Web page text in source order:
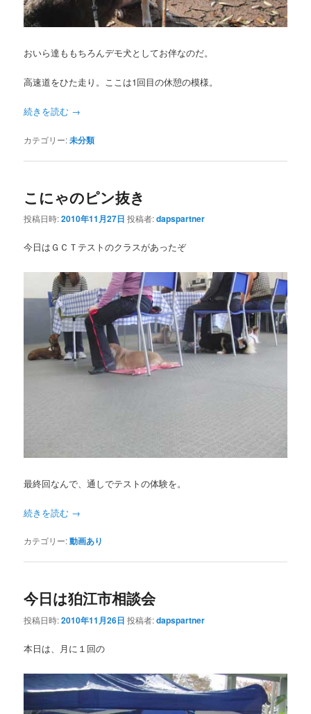
おいら達ももちろんデモ犬としてお伴なのだ。
高速道をひた走り。ここは1回目の休憩の模様。
続きを読む →
カテゴリー:未分類
こにゃのピン抜き
投稿日時:2010年11月27日 投稿者:dapspartner
今日はＧＣＴテストのクラスがあったぞ
最終回なんで、通しでテストの体験を。
続きを読む →
カテゴリー:動画あり
今日は狛江市相談会
投稿日時:2010年11月26日 投稿者:dapspartner
本日は、月に１回の